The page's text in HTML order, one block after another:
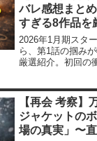
バレ感想まと
すぎる8作品を
2026年1月期スタ
ら、第1話の掴み
厳選紹介。初回の
【再会 考察】
ジャケットの
場の真実」〜